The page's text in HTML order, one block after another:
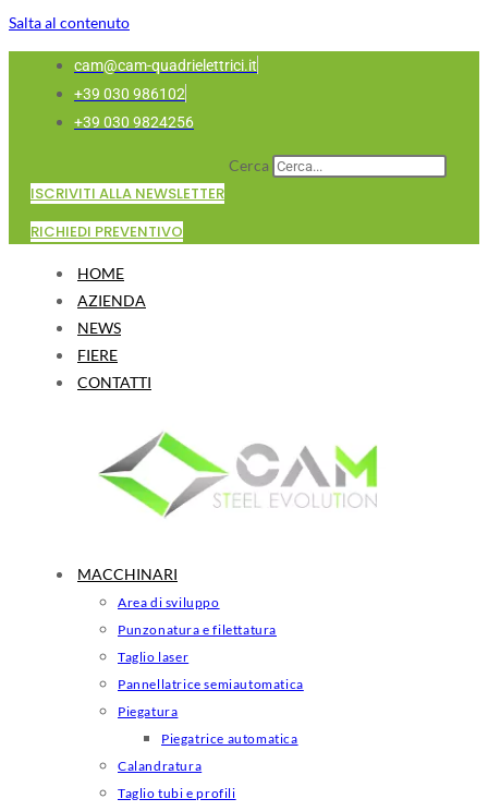
Salta al contenuto
cam@cam-quadrielettrici.it
+39 030 986102
+39 030 9824256
Cerca
ISCRIVITI ALLA NEWSLETTER
RICHIEDI PREVENTIVO
HOME
AZIENDA
NEWS
FIERE
CONTATTI
MACCHINARI
Area di sviluppo
Punzonatura e filettatura
Taglio laser
Pannellatrice semiautomatica
Piegatura
Piegatrice automatica
Calandratura
Taglio tubi e profili